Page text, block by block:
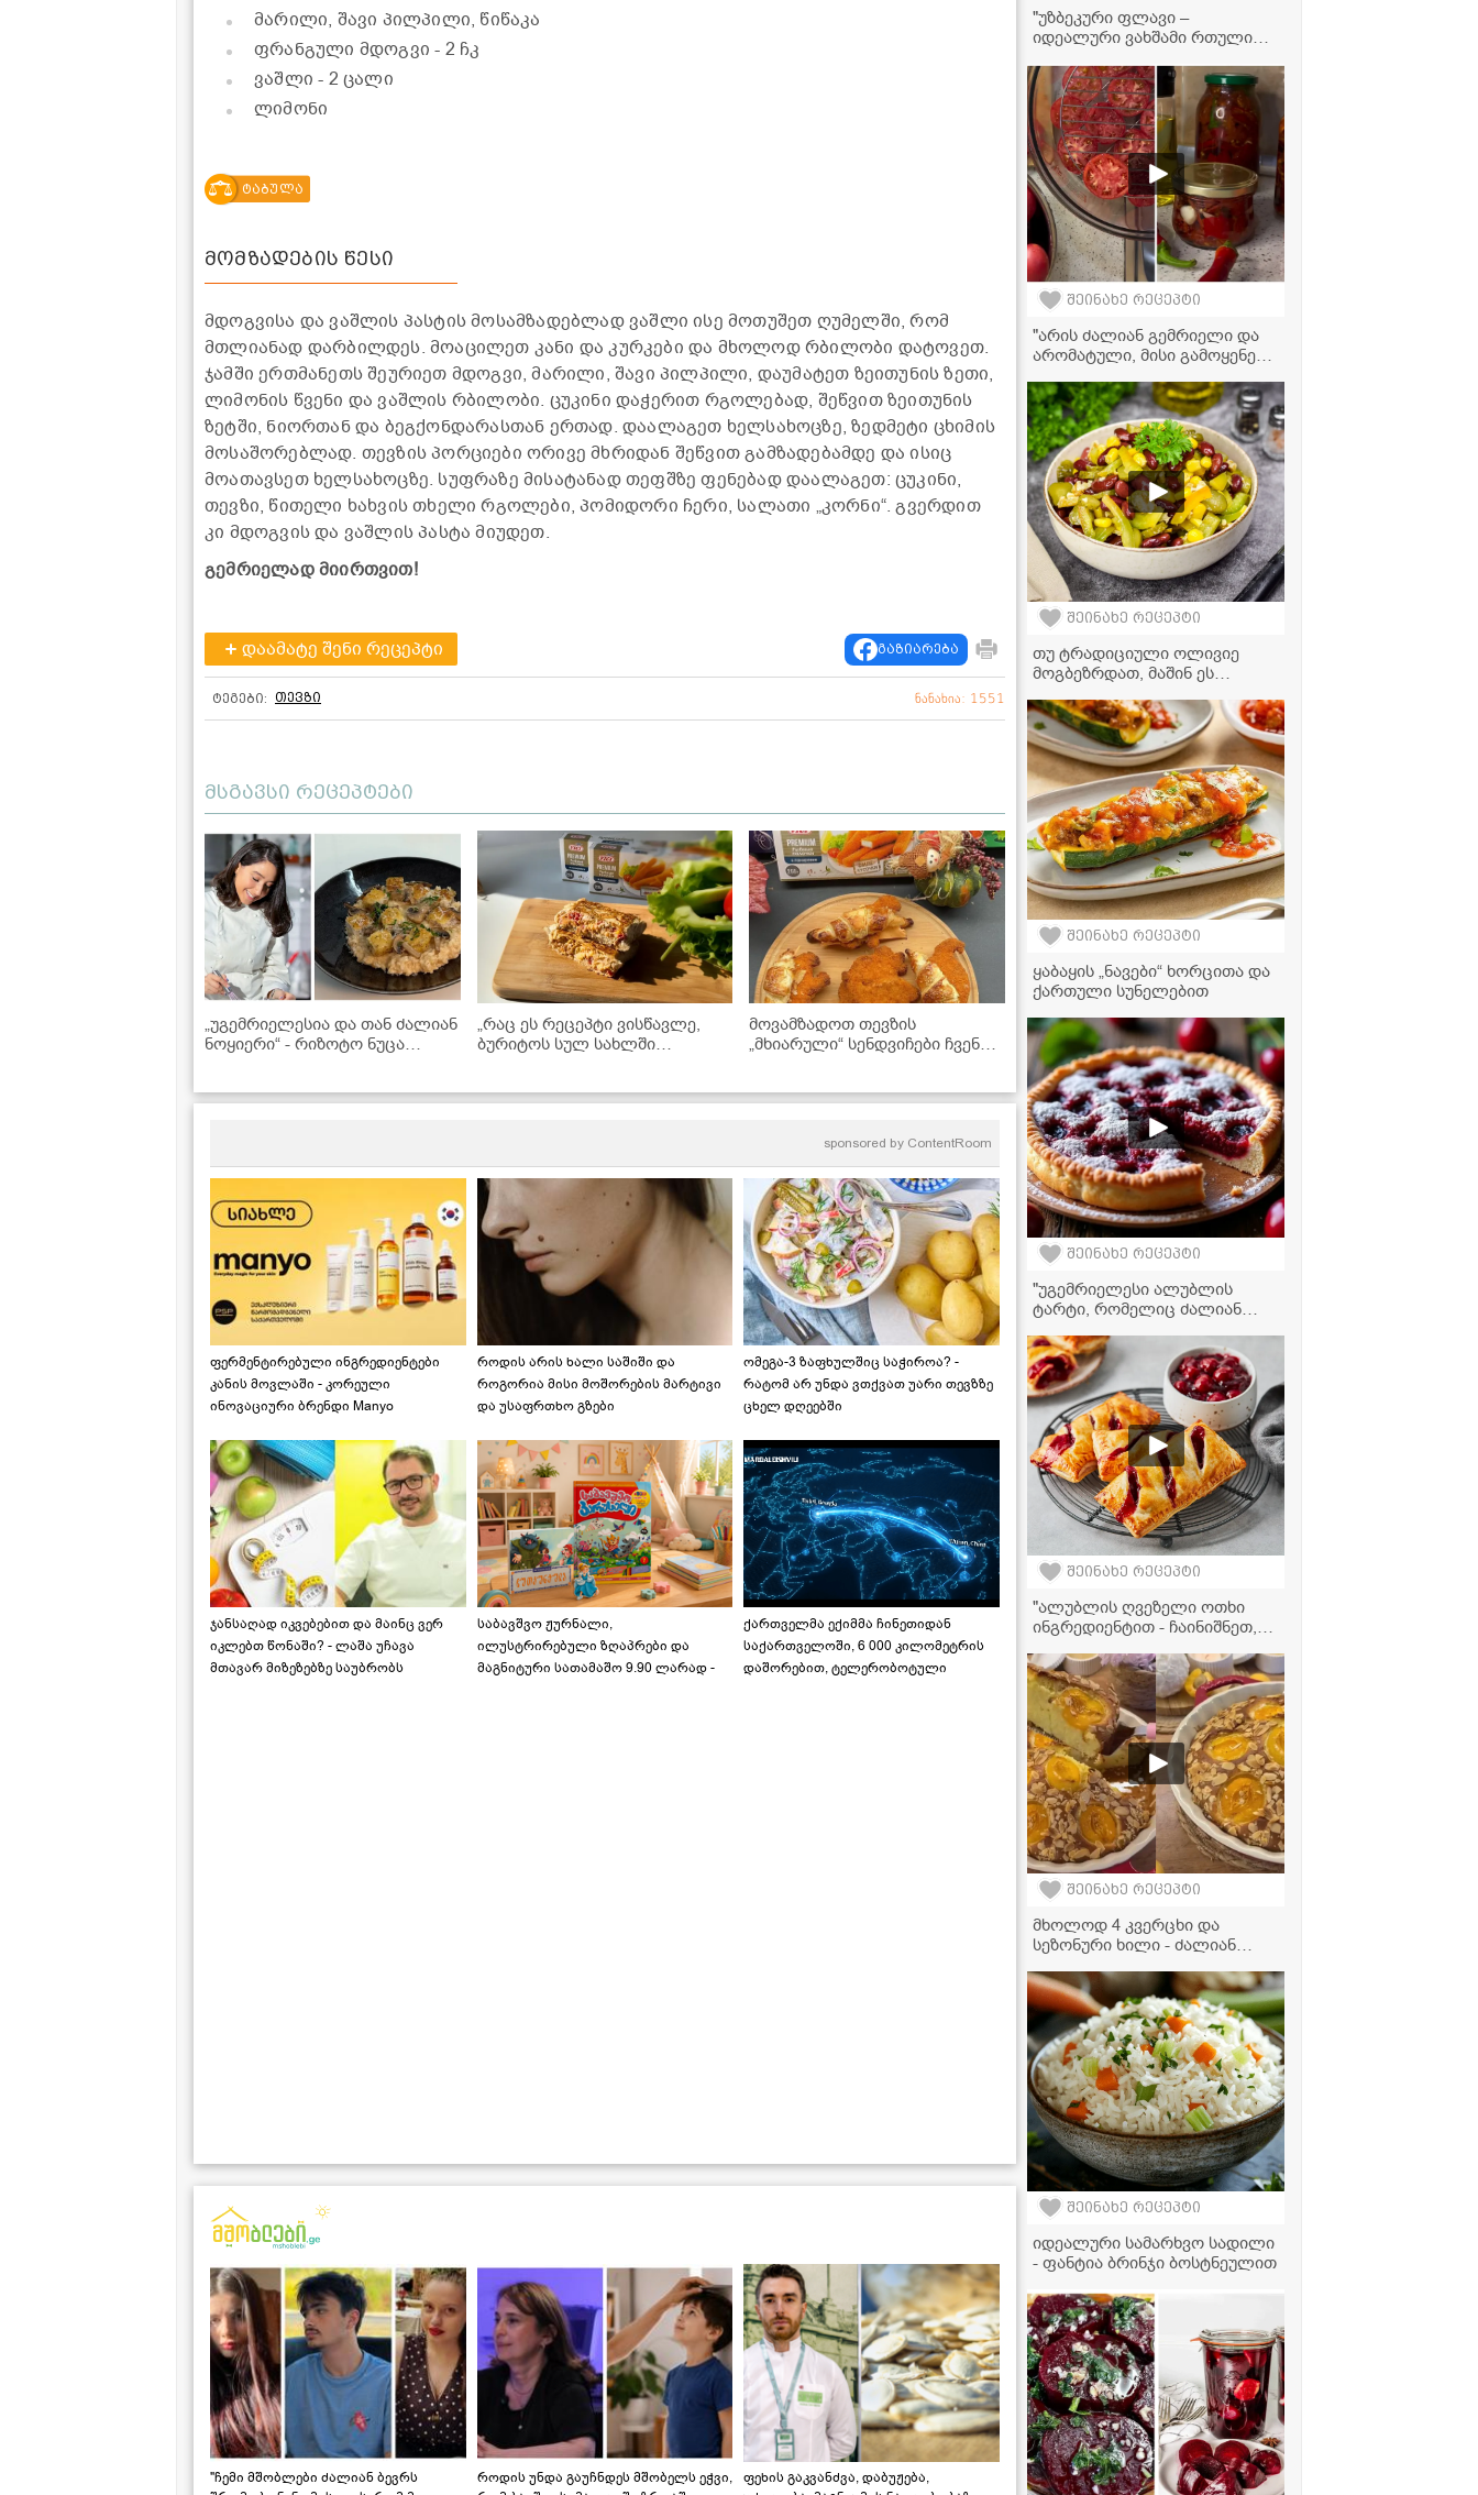
მარილი, შავი პილპილი, წიწაკა
ფრანგული მდოგვი- 2 ჩკ
ვაშლი- 2 ცალი
ლიმონი
ტაბულა
მომზადების წესი
მდოგვისა და ვაშლის პასტის მოსამზადებლად ვაშლი ისე მოთუშეთ ღუმელში, რომ
მთლიანად დარბილდეს. მოაცილეთ კანი და კურკები და მხოლოდ რბილობი დატოვეთ.
ჯამში ერთმანეთს შეურიეთ მდოგვი, მარილი, შავი პილპილი, დაუმატეთ ზეითუნის ზეთი,
ლიმონის წვენი და ვაშლის რბილობი. ცუკინი დაჭერით რგოლებად, შეწვით ზეითუნის
ზეტში, ნიორთან და ბეგქონდარასთან ერთად. დაალაგეთ ხელსახოცზე, ზედმეტი ცხიმის
მოსაშორებლად. თევზის პორციები ორივე მხრიდან შეწვით გამზადებამდე და ისიც
მოათავსეთ ხელსახოცზე. სუფრაზე მისატანად თეფშზე ფენებად დაალაგეთ: ცუკინი,
თევზი, წითელი ხახვის თხელი რგოლები, პომიდორი ჩერი, სალათი „კორნი“. გვერდით
კი მდოგვის და ვაშლის პასტა მიუდეთ.
გემრიელად მიირთვით!
დაამატე შენი რეცეპტი გაზიარება
ტეგები: თევზი ნანახია: 1551
მსგავსი რეცეპტები
„უგემრიელესია და თან ძალიან
ნოყიერი“ - რიზოტო ნუცა
„რაც ეს რეცეპტი ვისწავლე,
ბურიტოს სულ სახლში
ჩხირებთან ერთად
მოვამზადოთ თევზის
„მხიარული“ სენდვიჩები ჩვენი
sponsored by ContentRoom
ფერმენტირებული ინგრედიენტები
კანის მოვლაში - კორეული
ინოვაციური ბრენდი Manyo
როდის არის ხალი საშიში და
როგორია მისი მოშორების მარტივი
და უსაფრთხო გზები
ომეგა-3 ზაფხულშიც საჭიროა? -
რატომ არ უნდა ვთქვათ უარი თევზზე
ცხელ დღეებში
ჯანსაღად იკვებებით და მაინც ვერ
იკლებთ წონაში? - ლაშა უჩავა
მთავარ მიზეზებზე საუბრობს
საბავშვო ჟურნალი,
ილუსტრირებული ზღაპრები და
მაგნიტური სათამაშო 9.90 ლარად -
ქართველმა ექიმმა ჩინეთიდან
საქართველოში, 6 000 კილომეტრის
დაშორებით, ტელერობოტული
"ჩემი მშობლები ძალიან ბევრს
როდის უნდა გაუჩნდეს მშობელს ეჭვი,
ფეხის გაკვანძვა, დაბუჟება,
"უზბეკური ფლავი –
იდეალური ვახშამი რთული
ვიდეორეცეპტი
შეინახე რეცეპტი
"არის ძალიან გემრიელი და
არომატული, მისი გამოყენება
კერძთან და სალათასთან" -
პამიდვრის მარინადი
შეინახე რეცეპტი
თუ ტრადიციული ოლივიე
მოგბეზრდათ, მაშინ ეს
ბიუჯეტური ვარიანტი
მოამზადეთ!
შეინახე რეცეპტი
ყაბაყის „ნავები“ ხორცითა და
ქართული სუნელებით
შეინახე რეცეპტი
"უგემრიელესი ალუბლის
ტარტი, რომელიც ძალიან
ვიდეორეცეპტი
შეინახე რეცეპტი
"ალუბლის ღვეზელი ოთხი
ინგრედიენტით - ჩაინიშნეთ,
ვიდეორეცეპტი
შეინახე რეცეპტი
მხოლოდ 4 კვერცხი და
სეზონური ხილი - ძალიან
დესერტის რეცეპტი
შეინახე რეცეპტი
იდეალური სამარხვო სადილი
- ფანტია ბრინჯი ბოსტნეულით